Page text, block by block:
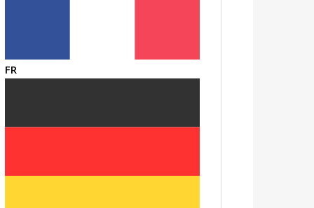
FR